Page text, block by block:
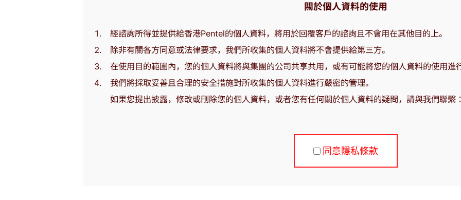
關於個人資料的使用
經諮詢所得並提供給香港Pentel的個人資料，將用於回覆客戶的諮詢且不會用在其他目的上。
除非有關各方同意或法律要求，我們所收集的個人資料將不會提供給第三方。
在使用目的範圍內，您的個人資料將與集團的公司共享共用，或有可能將您的個人資料的使用進
我們將採取妥善且合理的安全措施對所收集的個人資料進行嚴密的管理。
如果您提出披露，修改或刪除您的個人資料，或者您有任何關於個人資料的疑問，請與我們聯繫
同意隱私條款